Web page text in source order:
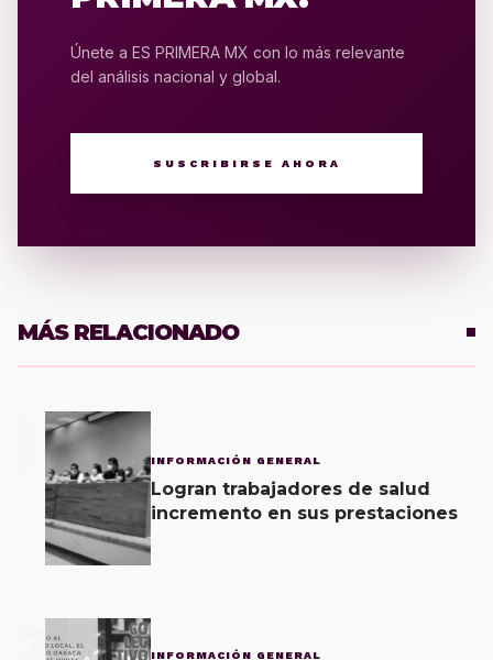
Únete a ES PRIMERA MX con lo más relevante
del análisis nacional y global.
SUSCRIBIRSE AHORA
MÁS RELACIONADO
INFORMACIÓN GENERAL
Logran trabajadores de salud
incremento en sus prestaciones
INFORMACIÓN GENERAL